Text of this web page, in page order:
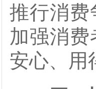
推行消费
加强消
安心、用